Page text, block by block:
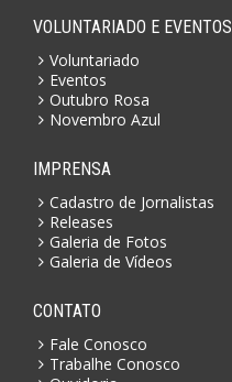
VOLUNTARIADO E EVENTOS
Voluntariado
Eventos
Outubro Rosa
Novembro Azul
IMPRENSA
Cadastro de Jornalistas
Releases
Galeria de Fotos
Galeria de Vídeos
CONTATO
Fale Conosco
Trabalhe Conosco